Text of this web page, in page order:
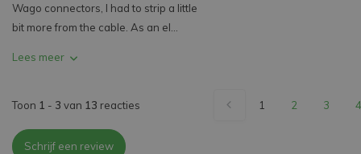
Wago connectors, I had to strip a little
bit more from the cable. As an el...
Lees meer
Toon 1 - 3 van 13 reacties 1 2 3 4
Schrijf een review